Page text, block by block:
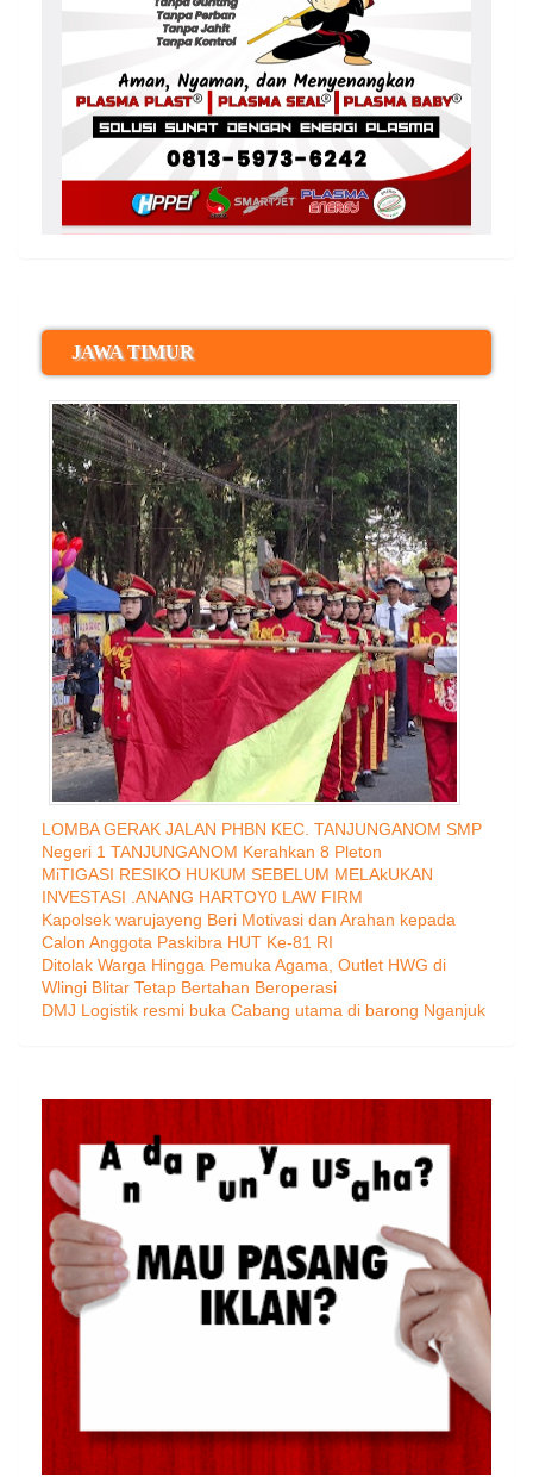
JAWA TIMUR
LOMBA GERAK JALAN PHBN KEC. TANJUNGANOM SMP
Negeri 1 TANJUNGANOM Kerahkan 8 Pleton
MiTIGASI RESIKO HUKUM SEBELUM MELAkUKAN
INVESTASI .ANANG HARTOY0 LAW FIRM
Kapolsek warujayeng Beri Motivasi dan Arahan kepada
Calon Anggota Paskibra HUT Ke-81 RI
Ditolak Warga Hingga Pemuka Agama, Outlet HWG di
Wlingi Blitar Tetap Bertahan Beroperasi
DMJ Logistik resmi buka Cabang utama di barong Nganjuk